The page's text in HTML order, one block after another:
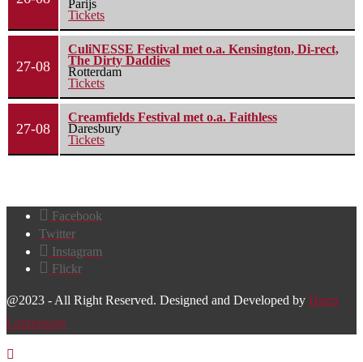
Parijs
Tickets
27-08
CuliNESSE Festival met o.a. Kensington, Di-rect,
The Dirty Daddies
Rotterdam
Tickets
27-08
Creamfields Festival met o.a. Faithless
Daresbury
Tickets
Facebook
Twitter
Instagram
Flickr
@2023 - All Right Reserved. Designed and Developed by Harm
Lourenssen